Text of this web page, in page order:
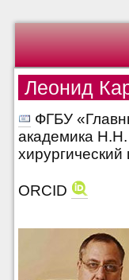
Леонид
ФГБУ
академика
ORCID